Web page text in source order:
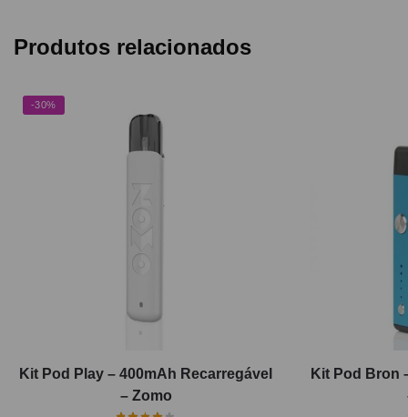
Produtos relacionados
-30%
Kit Pod Play – 400mAh Recarregável
– Zomo
Kit Pod Bron